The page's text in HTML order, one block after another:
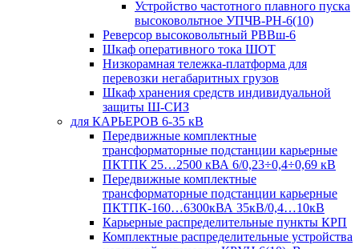
Устройство частотного плавного пуска
высоковольтное УПЧВ-РН-6(10)
Реверсор высоковольтный РВВш-6
Шкаф оперативного тока ШОТ
Низкорамная тележка-платформа для
перевозки негабаритных грузов
Шкаф хранения средств индивидуальной
защиты Ш-СИЗ
для КАРЬЕРОВ 6-35 кВ
Передвижные комплектные
трансформаторные подстанции карьерные
ПКТПК 25…2500 кВА 6/0,23÷0,4÷0,69 кВ
Передвижные комплектные
трансформаторные подстанции карьерные
ПКТПК-160…6300кВА 35кВ/0,4…10кВ
Карьерные распределительные пункты КРП
Комплектные распределительные устройства